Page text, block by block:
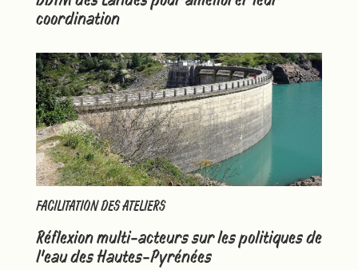
coordination
FACILITATION DES ATELIERS
Réflexion multi-acteurs sur les politiques de
l’eau des Hautes-Pyrénées